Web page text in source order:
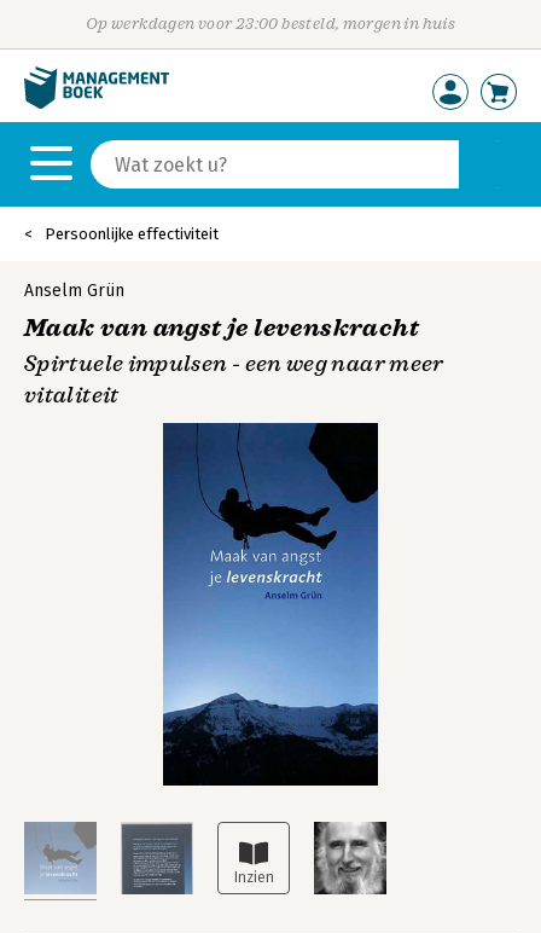
Op werkdagen voor 23:00 besteld, morgen in huis
Persoonlijke effectiviteit
Anselm Grün
Maak van angst je levenskracht
Spirtuele impulsen - een weg naar meer
vitaliteit